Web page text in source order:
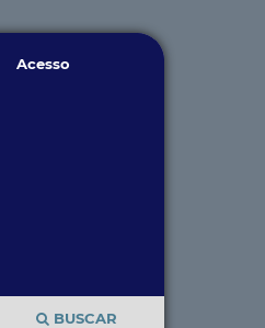
BUSCAR
Acesso